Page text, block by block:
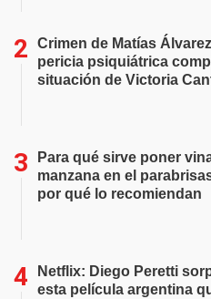
Crimen de Matías
pericia psiquiátrica
situación de Victoria
Para qué sirve poner
manzana en el
por qué lo recomiendan
Netflix: Diego Peretti
esta película argentina